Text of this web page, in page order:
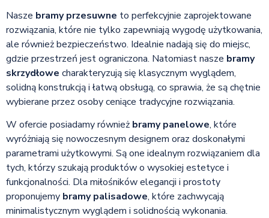
Nasze bramy przesuwne to perfekcyjnie zaprojektowane
rozwiązania, które nie tylko zapewniają wygodę użytkowania,
ale również bezpieczeństwo. Idealnie nadają się do miejsc,
gdzie przestrzeń jest ograniczona. Natomiast nasze bramy
skrzydłowe charakteryzują się klasycznym wyglądem,
solidną konstrukcją i łatwą obsługą, co sprawia, że są chętnie
wybierane przez osoby ceniące tradycyjne rozwiązania.
W ofercie posiadamy również bramy panelowe, które
wyróżniają się nowoczesnym designem oraz doskonałymi
parametrami użytkowymi. Są one idealnym rozwiązaniem dla
tych, którzy szukają produktów o wysokiej estetyce i
funkcjonalności. Dla miłośników elegancji i prostoty
proponujemy bramy palisadowe, które zachwycają
minimalistycznym wyglądem i solidnością wykonania.